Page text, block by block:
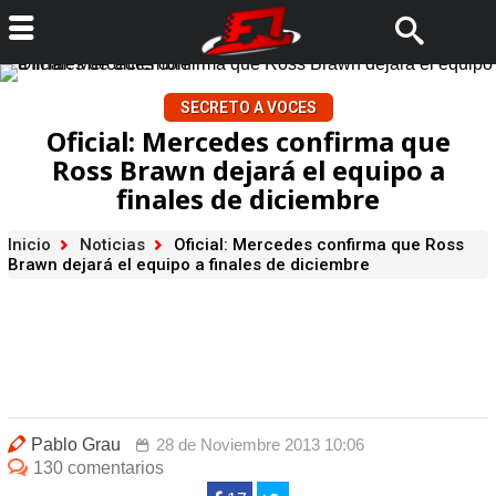
SECRETO A VOCES
Oficial: Mercedes confirma que
Ross Brawn dejará el equipo a
finales de diciembre
Inicio Noticias
Oficial: Mercedes confirma que Ross
Brawn dejará el equipo a finales de diciembre
Pablo Grau
28 de Noviembre 2013 10:06
130 comentarios